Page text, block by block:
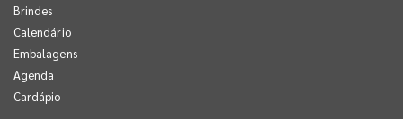
Brindes
Calendário
Embalagens
Agenda
Cardápio